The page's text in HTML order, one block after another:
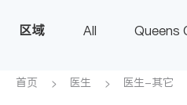
保险理财 房
银行贷款 会
眼科
妇科
心脏科
足科
区域 All
Queens
Long Island
首页 医生 医生-其它